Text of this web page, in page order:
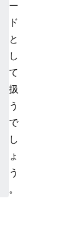
ー
ド
と
し
て
扱
う
で
し
ょ
う
。